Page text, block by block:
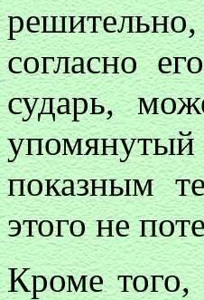
согласно
сударь,
показным
этого не
Кроме